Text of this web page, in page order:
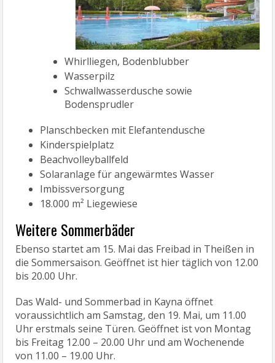
Whirlliegen, Bodenblubber
Wasserpilz
Schwallwasserdusche sowie
Bodensprudler
Planschbecken mit Elefantendusche
Kinderspielplatz
Beachvolleyballfeld
Solaranlage für angewärmtes Wasser
Imbissversorgung
18.000 m² Liegewiese
Weitere Sommerbäder
Ebenso startet am 15. Mai das Freibad in Theißen in
die Sommersaison. Geöffnet ist hier täglich von 12.00
bis 20.00 Uhr.
Das Wald- und Sommerbad in Kayna öffnet
voraussichtlich am Samstag, den 19. Mai, um 11.00
Uhr erstmals seine Türen. Geöffnet ist von Montag
bis Freitag 12.00 – 20.00 Uhr und am Wochenende
von 11.00 – 19.00 Uhr.